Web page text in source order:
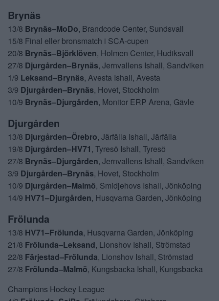
Brynäs
13/8 Brynäs–MoDo, Brandcode Center, Sundsvall
15/8 Final eller bronsmatch i SCA-cupen
20/8 Brynäs–Björklöven, Holmen Center, Hudiksvall
27/8 Djurgården–Brynäs, Jernvallens Ishall, Sandviken
1/9 Leksand–Brynäs, Avesta Ishall, Avesta
3/9 Djurgården–Brynäs, Hovet, Stockholm
10/9 Brynäs–Djurgården, Monitor ERP Arena, Gävle
Djurgården
13/8 Djurgården–Örebro, Järfälla Ishall, Järfälla
19/8 Djurgården–HV71, Tyresö Ishall, Tyresö
27/8 Brynäs–Djurgården, Jernvallens Ishall, Sandviken
3/9 Djurgården–Brynäs, Hovet, Stockholm
10/9 Djurgården–Malmö, Smidjehovs Ishall, Jönköping
14/9 HV71–Djurgården, Husqvarna Garden, Jönköping
Frölunda
13/8 HV71–Frölunda, Husqvarna Garden, Jönköping
21/8 Frölunda–Leksand, Lionshov Ishall, Strömstad
22/8 Färjestad–Frölunda, Lionshov Ishall, Strömstad
27/8 Frölunda–Malmö, Kungsbacka Ishall, Kungsbacka
Champions Hockey League